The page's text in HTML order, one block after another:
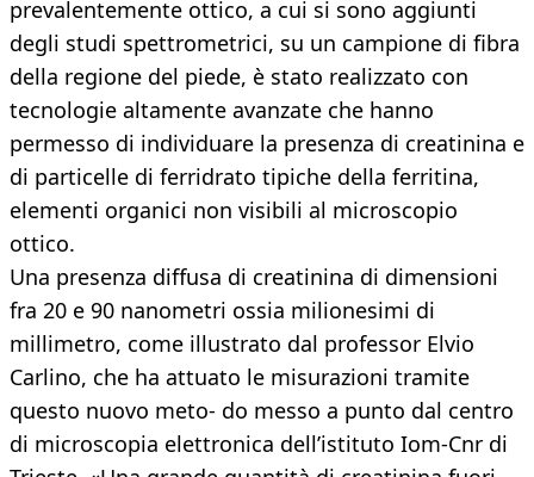
prevalentemente ottico, a cui si sono aggiunti
degli studi spettrometrici, su un campione di fibra
della regione del piede, è stato realizzato con
tecnologie altamente avanzate che hanno
permesso di individuare la presenza di creatinina e
di particelle di ferridrato tipiche della ferritina,
elementi organici non visibili al microscopio
ottico.
Una presenza diffusa di creatinina di dimensioni
fra 20 e 90 nanometri ossia milionesimi di
millimetro, come illustrato dal professor Elvio
Carlino, che ha attuato le misurazioni tramite
questo nuovo meto- do messo a punto dal centro
di microscopia elettronica dell’istituto Iom-Cnr di